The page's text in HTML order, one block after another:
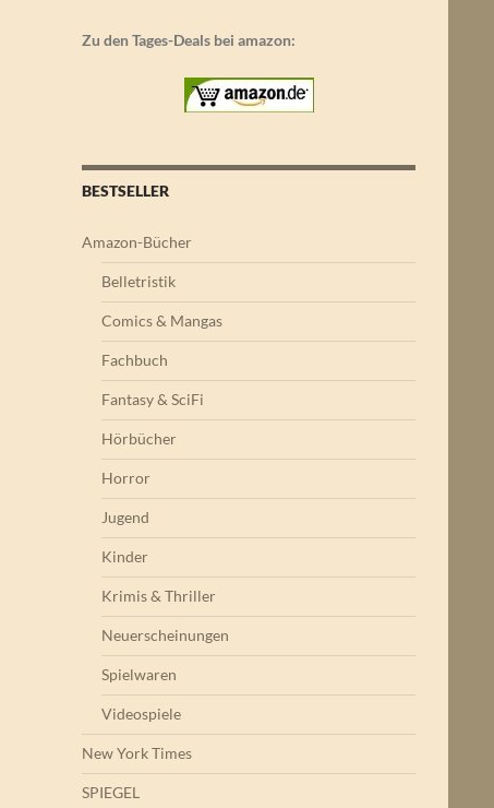
Zu den Tages-Deals bei amazon:
BESTSELLER
Amazon-Bücher
Belletristik
Comics & Mangas
Fachbuch
Fantasy & SciFi
Hörbücher
Horror
Jugend
Kinder
Krimis & Thriller
Neuerscheinungen
Spielwaren
Videospiele
New York Times
SPIEGEL